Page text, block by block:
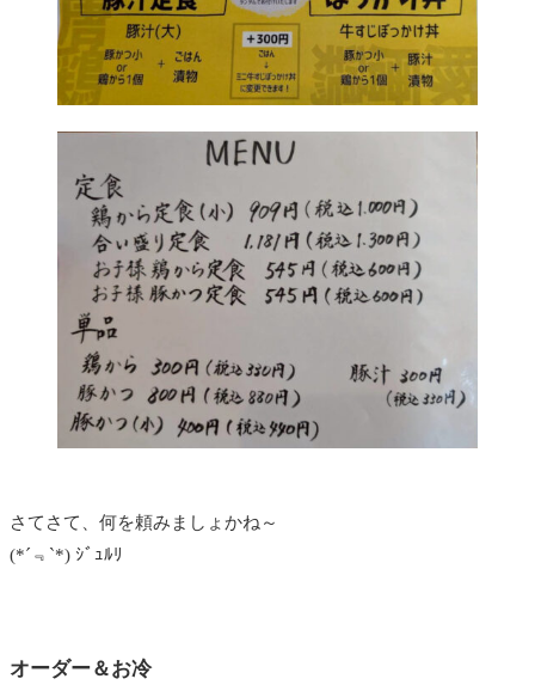
さてさて、何を頼みましょかね～
(*´﹃`*) ｼﾞｭﾙﾘ
オーダー＆お冷